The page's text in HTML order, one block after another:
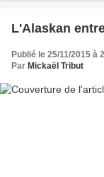
L'Alaskan
Publié le 25/11/2015 à
Par Mickaël Tribut